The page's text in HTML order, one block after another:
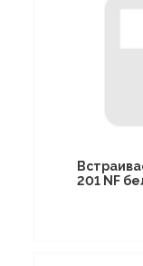
201 NF